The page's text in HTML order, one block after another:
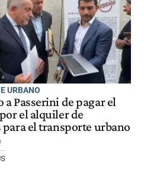
URBANO
a Passerini de pagar el
por el alquiler de
para el transporte urbano